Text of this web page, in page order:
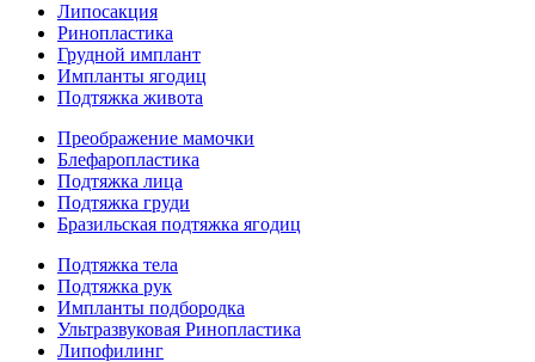
Липосакция
Ринопластика
Грудной имплант
Импланты ягодиц
Подтяжка живота
Преображение мамочки
Блефаропластика
Подтяжка лица
Подтяжка груди
Бразильская подтяжка ягодиц
Подтяжка тела
Подтяжка рук
Импланты подбородка
Ультразвуковая Ринопластика
Липофилинг